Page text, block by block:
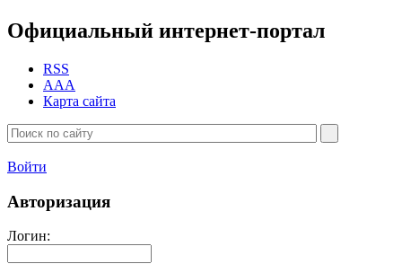
Официальный интернет-портал
RSS
AAA
Карта сайта
Войти
Авторизация
Логин: